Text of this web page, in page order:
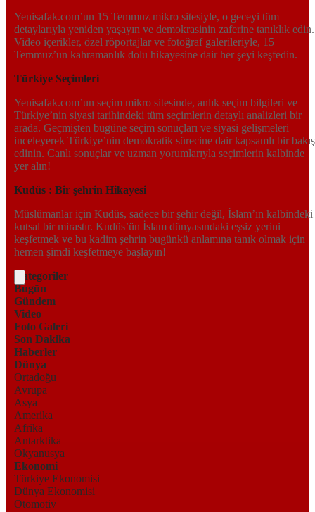
Yenisafak.com’un 15 Temmuz mikro sitesiyle, o geceyi tüm
detaylarıyla yeniden yaşayın ve demokrasinin zaferine tanıklık edin.
Video içerikler, özel röportajlar ve fotoğraf galerileriyle, 15
Temmuz’un kahramanlık dolu hikayesine dair her şeyi keşfedin.
Türkiye Seçimleri
Yenisafak.com’un seçim mikro sitesinde, anlık seçim bilgileri ve
Türkiye’nin siyasi tarihindeki tüm seçimlerin detaylı analizleri bir
arada. Geçmişten bugüne seçim sonuçları ve siyasi gelişmeleri
inceleyerek Türkiye’nin demokratik sürecine dair kapsamlı bir bakış
edinin. Canlı sonuçlar ve uzman yorumlarıyla seçimlerin kalbinde
yer alın!
Kudüs : Bir şehrin Hikayesi
Müslümanlar için Kudüs, sadece bir şehir değil, İslam’ın kalbindeki
kutsal bir mirastır. Kudüs’ün İslam dünyasındaki eşsiz yerini
keşfetmek ve bu kadim şehrin bugünkü anlamına tanık olmak için
hemen şimdi keşfetmeye başlayın!
Kategoriler
Bugün
Gündem
Video
Foto Galeri
Son Dakika
Haberler
Dünya
Ortadoğu
Avrupa
Asya
Amerika
Afrika
Antarktika
Okyanusya
Ekonomi
Türkiye Ekonomisi
Dünya Ekonomisi
Otomotiv